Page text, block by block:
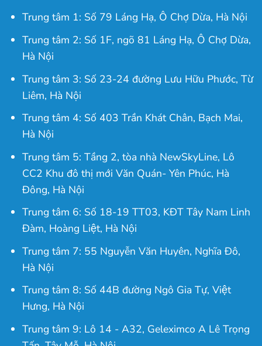
Trung tâm 1: Số 79 Láng Hạ, Ô Chợ Dừa, Hà Nội
Trung tâm 2: Số 1F, ngõ 81 Láng Hạ, Ô Chợ Dừa,
Hà Nội
Trung tâm 3: Số 23-24 đường Lưu Hữu Phước, Từ
Liêm, Hà Nội
Trung tâm 4: Số 403 Trần Khát Chân, Bạch Mai,
Hà Nội
Trung tâm 5: Tầng 2, tòa nhà NewSkyLine, Lô
CC2 Khu đô thị mới Văn Quán- Yên Phúc, Hà
Đông, Hà Nội
Trung tâm 6: Số 18-19 TT03, KĐT Tây Nam Linh
Đàm, Hoàng Liệt, Hà Nội
Trung tâm 7: 55 Nguyễn Văn Huyên, Nghĩa Đô,
Hà Nội
Trung tâm 8: Số 44B đường Ngô Gia Tự, Việt
Hưng, Hà Nội
Trung tâm 9: Lô 14 - A32, Geleximco A Lê Trọng